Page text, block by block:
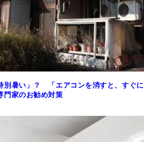
別暑い」？ 「エアコンを消すと、すぐに
門家のお勧め対策